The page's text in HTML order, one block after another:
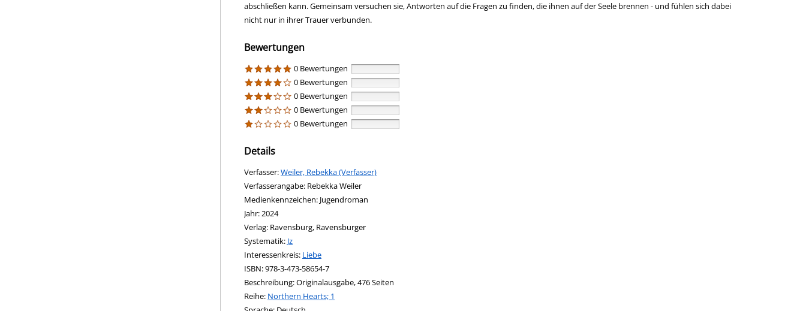
abschließen kann. Gemeinsam versuchen sie, Antworten auf die Fragen zu finden, die ihnen auf der Seele brennen - und fühlen sich dabei
nicht nur in ihrer Trauer verbunden.
Bewertungen
0 Bewertungen
0 Bewertungen
0 Bewertungen
0 Bewertungen
0 Bewertungen
Details
Verfasser:Suche nach diesem Verfasser
Weiler, Rebekka (Verfasser)
Verfasserangabe: Rebekka Weiler
Medienkennzeichen: Jugendroman
Jahr:2024
Verlag: Ravensburg, Ravensburger
opens in new tab
Diesen Link in neuem Tab öffnen
Systematik: Suche nach dieser Systematik
Jz
Interessenkreis: Suche nach diesem Interessenskreis
Liebe
ISBN:978-3-473-58654-7
Beschreibung:Originalausgabe, 476 Seiten
Reihe: Northern Hearts; 1